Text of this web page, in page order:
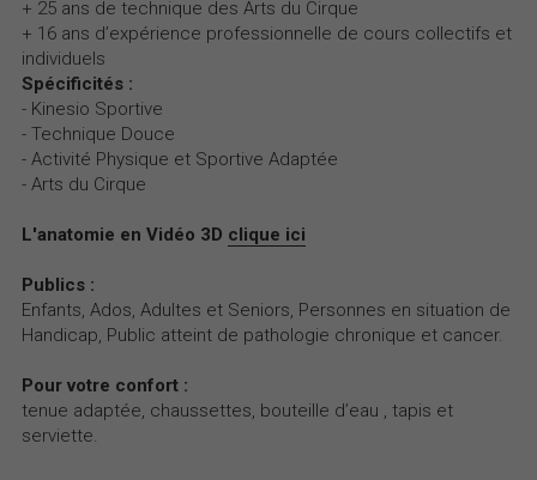
+ 25 ans de technique des Arts du Cirque
+ 16 ans d’expérience professionnelle de cours collectifs et
individuels
Spécificités :
- Kinesio Sportive
- Technique Douce
- Activité Physique et Sportive Adaptée
- Arts du Cirque
L'anatomie en Vidéo 3D clique ici
Publics :
Enfants, Ados, Adultes et Seniors, Personnes en situation de
Handicap, Public atteint de pathologie chronique et cancer.
Pour votre confort :
tenue adaptée, chaussettes, bouteille d’eau , tapis et
serviette.